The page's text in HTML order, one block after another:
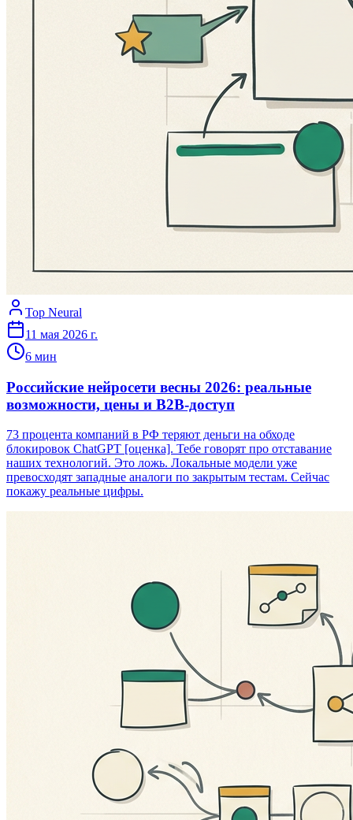
Top Neural
11 мая 2026 г.
6 мин
Российские нейросети весны 2026: реальные
возможности, цены и B2B-доступ
73 процента компаний в РФ теряют деньги на обходе
блокировок ChatGPT [оценка]. Тебе говорят про отставание
наших технологий. Это ложь. Локальные модели уже
превосходят западные аналоги по закрытым тестам. Сейчас
покажу реальные цифры.